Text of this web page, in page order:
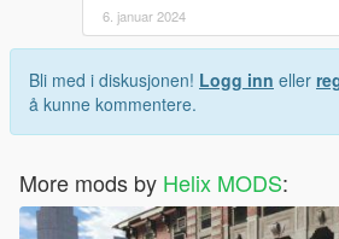
6. januar 2024
Bli med i diskusjonen! Logg inn eller
å kunne kommentere.
More mods by Helix MODS: